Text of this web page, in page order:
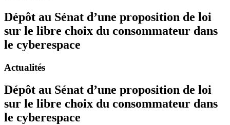
Dépôt au Sénat d’une proposition de loi
sur le libre choix du consommateur dans
le cyberespace
Actualités
Dépôt au Sénat d’une proposition de loi
sur le libre choix du consommateur dans
le cyberespace